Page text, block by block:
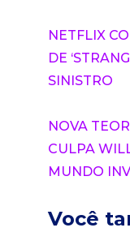
NETFLIX
DE
SINISTRO
NOVA
CULPA
MUNDO
Você